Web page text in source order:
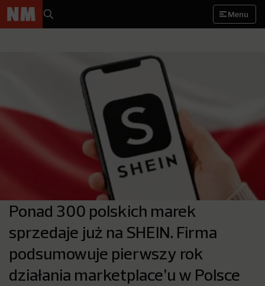
Menu
Ponad 300 polskich marek
sprzedaje już na SHEIN. Firma
podsumowuje pierwszy rok
działania marketplace’u w Polsce